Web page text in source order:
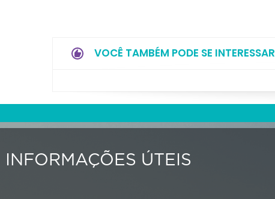
VOCÊ TAMBÉM PODE SE INTERESSAR
INFORMAÇÕES ÚTEIS